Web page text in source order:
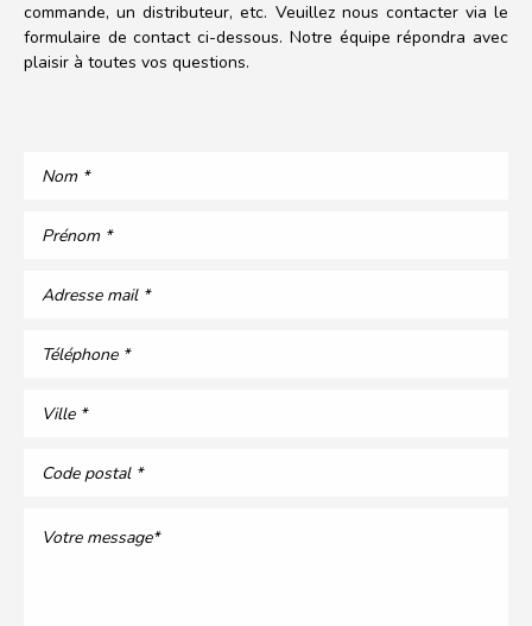
commande, un distributeur, etc. Veuillez nous contacter via le
formulaire de contact ci-dessous. Notre équipe répondra avec
plaisir à toutes vos questions.